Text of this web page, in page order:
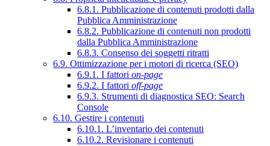
6.8.1. Pubblicazione di contenuti prodotti dalla
Pubblica Amministrazione
6.8.2. Pubblicazione di contenuti non prodotti
dalla Pubblica Amministrazione
6.8.3. Consenso dei soggetti ritratti
6.9. Ottimizzazione per i motori di ricerca (SEO)
6.9.1. I fattori on-page
6.9.2. I fattori off-page
6.9.3. Strumenti di diagnostica SEO: Search
Console
6.10. Gestire i contenuti
6.10.1. L’inventario dei contenuti
6.10.2. Revisionare i contenuti